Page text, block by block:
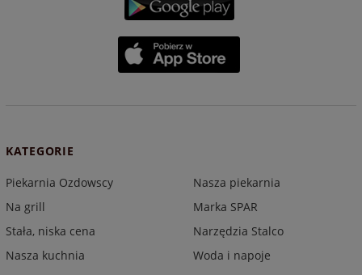
KATEGORIE
Piekarnia Ozdowscy
Na grill
Stała, niska cena
Nasza kuchnia
Nasza piekarnia
Marka SPAR
Narzędzia Stalco
Woda i napoje